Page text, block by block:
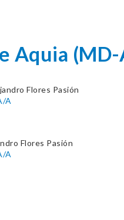
Aquia (MD-
Flores Pasión
A
Flores Pasión
A